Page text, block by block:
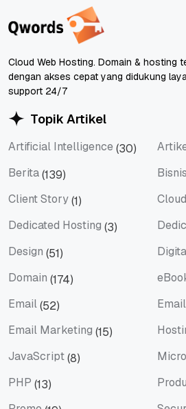
Cloud Web Hosting. Domain & hosting
dengan akses cepat yang didukung
support 24/7
Topik Artikel
Artificial Intelligence (30)
Berita(139) Bisnis
Client Story(1)
Dedicated Hosting (3)
Design (51)
Domain (174)
Email(52)
Email Marketing (15)
JavaScript(8)
PHP (13)